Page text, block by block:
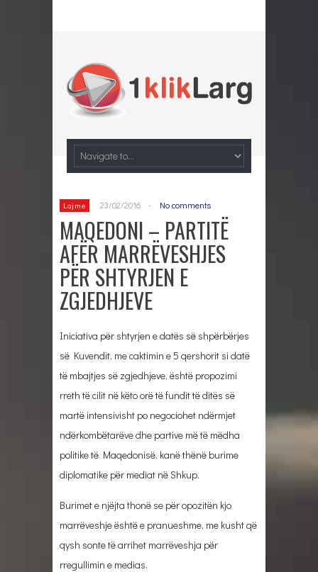
Lajme 23/02/2016 - No comments
MAQEDONI – PARTITË
AFËR MARRËVESHJES
PËR SHTYRJEN E
ZGJEDHJEVE
Iniciativa për shtyrjen e datës së shpërbërjes
së Kuvendit, me caktimin e 5 qershorit si datë
të mbajtjes së zgjedhjeve, është propozimi
rreth të cilit në këto orë të fundit të ditës së
martë intensivisht po negociohet ndërmjet
ndërkombëtarëve dhe partive më të mëdha
politike të Maqedonisë, kanë thënë burime
diplomatike për mediat në Shkup.
Burimet e njëjta thonë se për opozitën kjo
marrëveshje është e pranueshme, me kusht që
qysh sonte të arrihet marrëveshja për
rregullimin e medias.